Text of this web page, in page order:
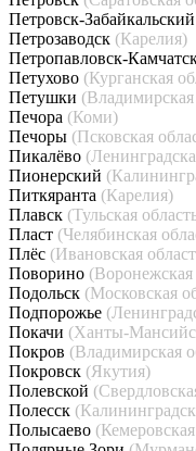
Петровск-Забайкальский
Петрозаводск (Карелия)
Петропавловск-
Петухово (Курганская
Петушки (Владимирская
Печора (Коми)
Печоры (Псковская
Пикалёво
Пионерский
Питкяранта (Карелия)
Плавск (Тульская
Пласт (Челябинская
Плёс (Ивановская
Поворино (Воронежская
Подольск (Московская
Подпорожье
Покачи (Ханты-
Покров (Владимирская
Покровск (Якутия)
Полевской
Полесск
Полысаево